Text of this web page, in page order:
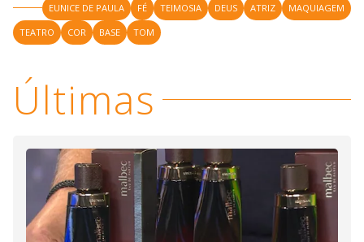
EUNICE DE PAULA FÉ TEIMOSIA DEUS ATRIZ
MAQUIAGEM
TEATRO
COR BASE TOM
Últimas